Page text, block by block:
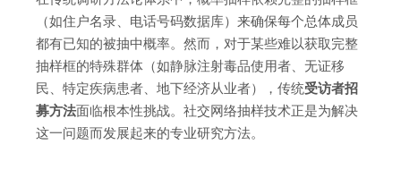
（如住户名录、电话号码数据库）来确保每个总体成员
都有已知的被抽中概率。然而，对于某些难以获取完整
抽样框的特殊群体（如静脉注射毒品使用者、无证移
民、特定疾病患者、地下经济从业者），传统受访者招
募方法面临根本性挑战。社交网络抽样技术正是为解决
这一问题而发展起来的专业研究方法。